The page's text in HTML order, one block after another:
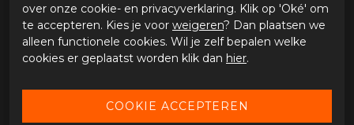
Binnenvoering
Antibacteriele MultiCool binnenvoering
Sneldrogend en vochtabsorberend
Vizier en zonnevizier
Standaard helder vizier met pinlock voorbereiding
over onze cookie- en privacyverklaring. Klik op 'Oké' om
te accepteren. Kies je voor weigeren? Dan plaatsen we
alleen functionele cookies. Wil je zelf bepalen welke
cookies er geplaatst worden klik dan hier.